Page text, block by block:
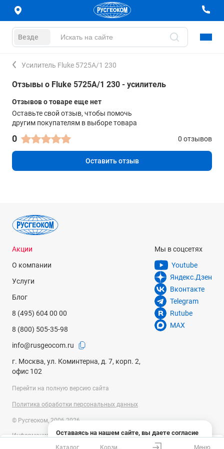
Везде
Усилитель Fluke 5725A/1 230
Отзывы о Fluke 5725A/1 230 - усилитель
Отзывов о товаре еще нет
Оставьте свой отзыв, чтобы помочь
другим покупателям в выборе товара
0 0 отзывов
Оставить отзыв
Оставаясь на нашем сайте, вы даете согласие
на использование файлов cookies и сбор данных
Акции
О компании
Услуги
Блог
8 (495) 604 00 00
8 (800) 505-35-98
info@rusgeocom.ru
г. Москва, ул. Коминтерна, д. 7, корп. 2,
офис 102
Мы в соцсетях
Youtube
Яндекс.Дзен
Вконтакте
Telegram
Rutube
MAX
Перейти на полную версию сайта
Политика обработки персональных данных
© Русгеоком, 2006-2026
Информация на сайте носит справочный характер и не является
публичной офертой, определяемой положениями Статьи 437
Каталог Меню